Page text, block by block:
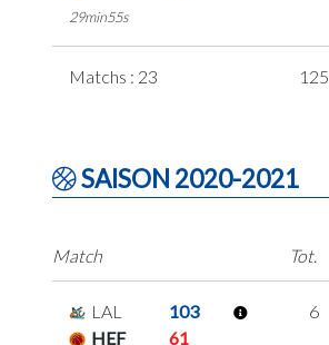
29min55s
Matchs : 23 125
SAISON 2020-2021
Match
Tot.
LAL
103
HEF
61
6